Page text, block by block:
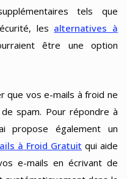
tels que
les alternatives à
être une option
que vos e-mails à froid ne
spam. Pour répondre à
propose également un
à Froid Gratuit qui aide
e-mails en écrivant de